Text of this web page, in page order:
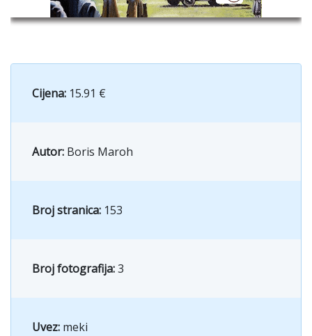
Cijena: 15.91 €
Autor: Boris Maroh
Broj stranica: 153
Broj fotografija:3
Uvez: meki